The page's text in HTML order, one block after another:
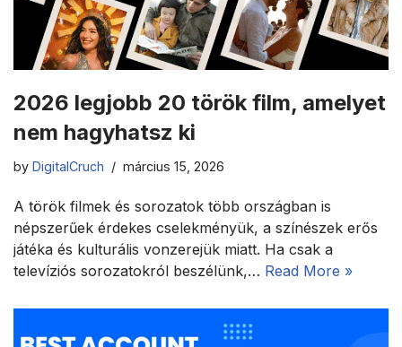
2026 legjobb 20 török film, amelyet
nem hagyhatsz ki
by DigitalCruch március 15, 2026
A török filmek és sorozatok több országban is
népszerűek érdekes cselekményük, a színészek erős
játéka és kulturális vonzerejük miatt. Ha csak a
televíziós sorozatokról beszélünk,… Read More »